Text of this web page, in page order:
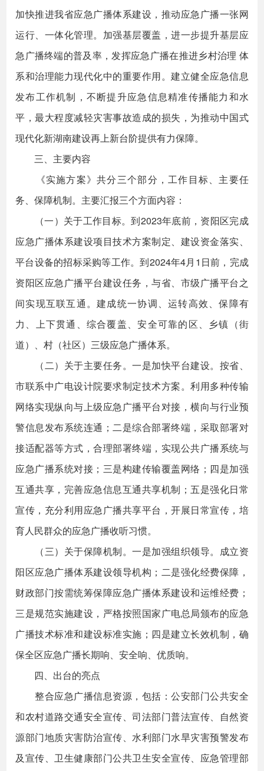
加快推进我省应急广播体系建设，推动应急广播一张网
运行、一体化管理。加强基层覆盖，进一步提升基层应
急广播终端的普及率，发挥应急广播在推进乡村治理 体
系和治理能力现代化中的重要作用。建立健全应急信息
发布工作机制，不断提升应急信息精准传播能力和水
平，最大程度减轻灾害事故造成的损失，为推动中国式
现代化新湖南建设再上新台阶提供有力保障。
三、主要内容
《实施方案》共分三个部分，工作目标、主要任
务、保障机制。主要汇报三个方面内容：
（一）关于工作目标。到2023年底前，资阳区完成
应急广播体系建设项目技术方案制定、建设资金落实、
平台设备的招标采购等工作。到2024年4月1日前，完成
资阳区应急广播平台建设任务，与省、市级广播平台之
间实现互联互通。建成统一协调、运转高效、保障有
力、上下贯通、综合覆盖、安全可靠的区、乡镇（街
道）、村（社区）三级应急广播体系。
（二）关于主要任务。一是加快平台建设。按省、
市联系中广电设计院要求制定技术方案。利用多种传输
网络实现纵向与上级应急广播平台对接，横向与行业预
警信息发布系统连通；二是综合部署终端，采取部署对
接适配器等方式，合理部署终端，实现公共广播系统与
应急广播系统对接；三是构建传输覆盖网络；四是加强
互通共享，完善应急信息互通共享机制；五是强化日常
宣传，充分利用应急广播共享平台，开展日常宣传，培
育人民群众的应急广播收听习惯。
（三）关于保障机制。一是加强组织领导。成立资
阳区应急广播体系建设领导机构；二是强化经费保障，
财政部门按需统筹保障应急广播体系建设和运维经费；
三是规范实施建设，严格按照国家广电总局颁布的应急
广播技术标准和建设标准实施；四是建立长效机制，确
保全区应急广播长期响、安全响、优质响。
四、出台的亮点
整合应急广播信息资源，包括：公安部门公共安全
和农村道路交通安全宣传、司法部门普法宣传、自然资
源部门地质灾害防治宣传、水利部门水旱灾害预警发布
及宣传、卫生健康部门公共卫生安全宣传、应急管理部